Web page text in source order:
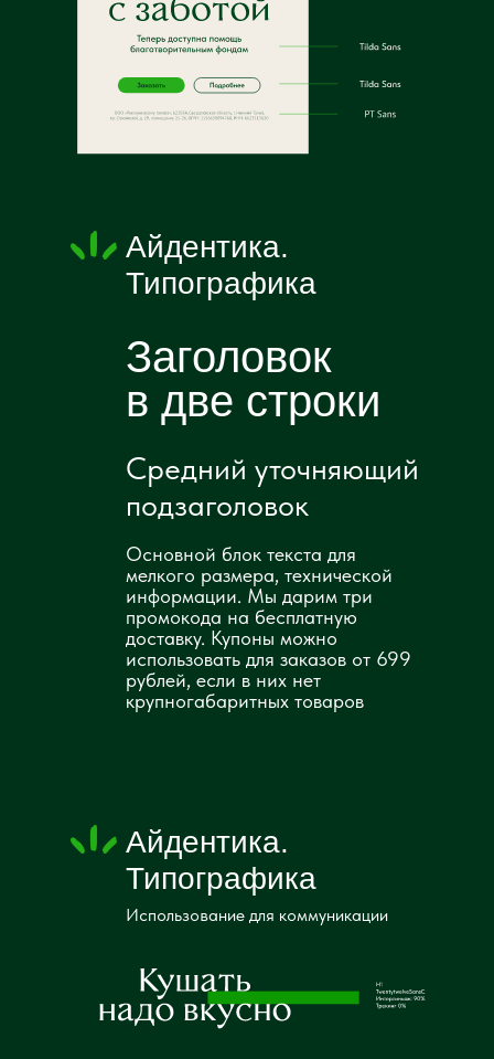
Айдентика.
Типографика
Основной блок текста для
мелкого размера, технической
информации. Мы дарим три
промокода на бесплатную
доставку. Купоны можно
использовать для заказов от 699
рублей, если в них нет
крупногабаритных товаров
Средний уточняющий
подзаголовок
Заголовок
в две строки
Айдентика.
Типографика
Использование для коммуникации